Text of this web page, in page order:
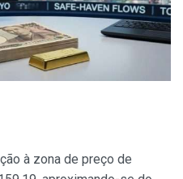
à zona de preço de